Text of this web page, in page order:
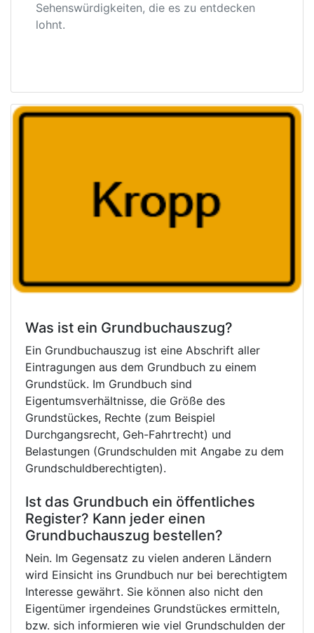
Sehenswürdigkeiten, die es zu entdecken
lohnt.
Was ist ein Grundbuchauszug?
Ein Grundbuchauszug ist eine Abschrift aller
Eintragungen aus dem Grundbuch zu einem
Grundstück. Im Grundbuch sind
Eigentumsverhältnisse, die Größe des
Grundstückes, Rechte (zum Beispiel
Durchgangsrecht, Geh-Fahrtrecht) und
Belastungen (Grundschulden mit Angabe zu dem
Grundschuldberechtigten).
Ist das Grundbuch ein öffentliches
Register? Kann jeder einen
Grundbuchauszug bestellen?
Nein. Im Gegensatz zu vielen anderen Ländern
wird Einsicht ins Grundbuch nur bei berechtigtem
Interesse gewährt. Sie können also nicht den
Eigentümer irgendeines Grundstückes ermitteln,
bzw. sich informieren wie viel Grundschulden der